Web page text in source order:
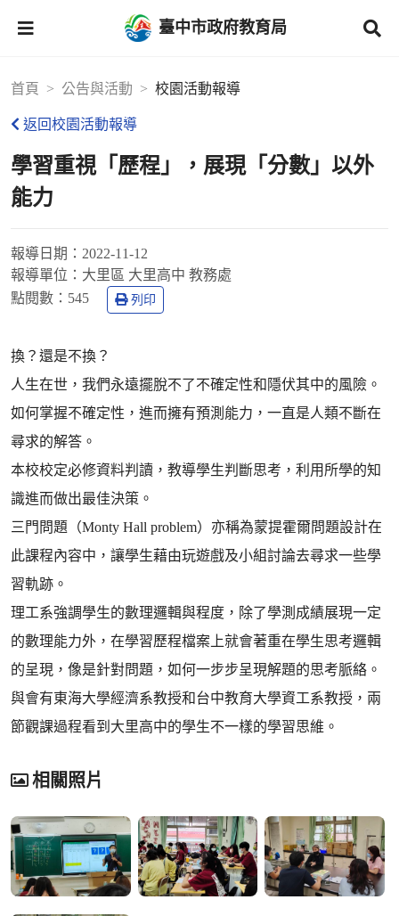
臺中市政府教育局
首頁 公告與活動 校園活動報導
返回校園活動報導
學習重視「歷程」，展現「分數」以外
能力
報導日期： 2022-11-12
報導單位： 大里區 大里高中 教務處
點閱數： 545 列印
換？還是不換？
人生在世，我們永遠擺脫不了不確定性和隱伏其中的風險。
如何掌握不確定性，進而擁有預測能力，一直是人類不斷在
尋求的解答。
本校校定必修資料判讀，教導學生判斷思考，利用所學的知
識進而做出最佳決策。
三門問題（Monty Hall problem）亦稱為蒙提霍爾問題設計在
此課程內容中，讓學生藉由玩遊戲及小組討論去尋求一些學
習軌跡。
理工系強調學生的數理邏輯與程度，除了學測成績展現一定
的數理能力外，在學習歷程檔案上就會著重在學生思考邏輯
的呈現，像是針對問題，如何一步步呈現解題的思考脈絡。
與會有東海大學經濟系教授和台中教育大學資工系教授，兩
節觀課過程看到大里高中的學生不一樣的學習思維。
相關照片